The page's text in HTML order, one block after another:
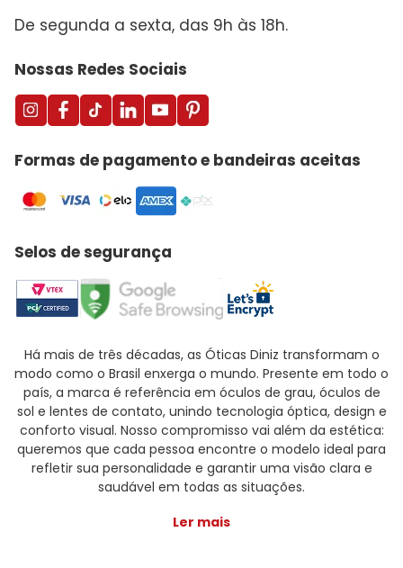
De segunda a sexta, das 9h às 18h.
Nossas Redes Sociais
Formas de pagamento e bandeiras aceitas
Selos de segurança
Há mais de três décadas, as Óticas Diniz transformam o
modo como o Brasil enxerga o mundo. Presente em todo o
país, a marca é referência em óculos de grau, óculos de
sol e lentes de contato, unindo tecnologia óptica, design e
conforto visual. Nosso compromisso vai além da estética:
queremos que cada pessoa encontre o modelo ideal para
refletir sua personalidade e garantir uma visão clara e
saudável em todas as situações.
Ler mais